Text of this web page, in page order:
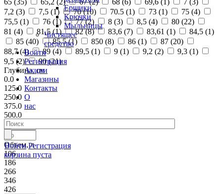
Ершики
Крючки
Мыльницы
Чистящее
средство
Войти
Регистрация
Акции
Магазины
Контакты
О
нас
Войти Регистрация
корзина пуста
7,2 (3) 7,5 (1) 70 (10) 70.5 (1) 73 (1) 75 (4)
75,5 (1) 76 (1) 77 (2) 8 (3) 8,5 (4) 80 (22)
81 (4) 81,5 (1) 82 (8) 83,6 (7) 83,61 (1) 84,5 (1)
85 (40) 85,5 (1) 850 (8) 86 (1) 87 (20)
88,7 (4) 89 (4) 89,5 (1) 9 (1) 9,2 (2) 9,3 (1)
9,5 (2) 90 (21)
Глубина, см
0.0
125.0
250.0
375.0
500.0
Объем, л
106
186
266
346
426